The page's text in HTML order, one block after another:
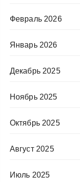
Февраль 2026
Январь 2026
Декабрь 2025
Ноябрь 2025
Октябрь 2025
Август 2025
Июль 2025